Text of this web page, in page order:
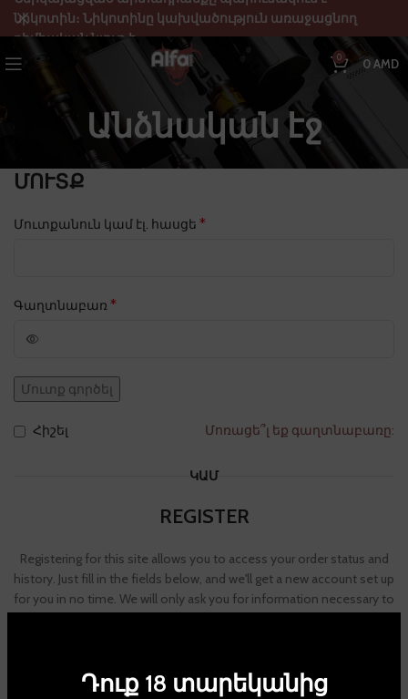
Դուք 18 տարեկանից
0 0AMD
Անձնական էջ
ՄՈՒՏՔ
Մուտքանուն կամ էլ. հասցե *
Գաղտնաբառ*
Մուտք գործել
Մոռացե՞լ եք գաղտնաբառը:
Հիշել
ԿԱՄ
REGISTER
Registering for this site allows you to access your order status and
history. Just fill in the fields below, and we'll get a new account set up
for you in no time. We will only ask you for information necessary to
նիկոտին։ Նիկոտինը կախվածություն առաջացնող
քիմիական նյութ է: